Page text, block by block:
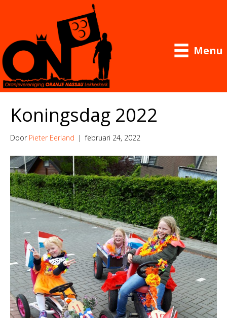
Menu
Koningsdag 2022
Door Pieter Eerland | februari 24, 2022